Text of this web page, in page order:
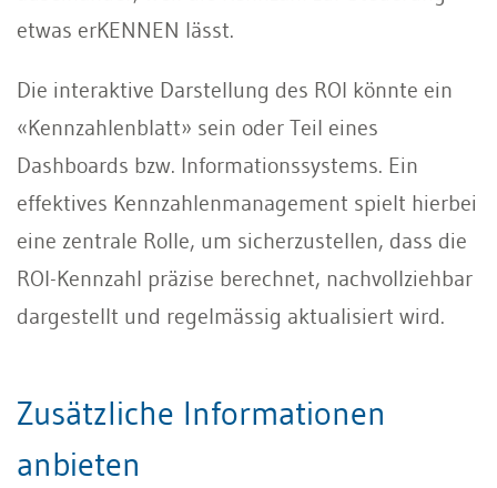
etwas erKENNEN lässt.
Die interaktive Darstellung des ROI könnte ein
«Kennzahlenblatt» sein oder Teil eines
Dashboards bzw. Informationssystems. Ein
effektives Kennzahlenmanagement spielt hierbei
eine zentrale Rolle, um sicherzustellen, dass die
ROI-Kennzahl präzise berechnet, nachvollziehbar
dargestellt und regelmässig aktualisiert wird.
Zusätzliche Informationen
anbieten